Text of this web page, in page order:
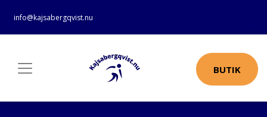
info@kajsabergqvist.nu
BUTIK